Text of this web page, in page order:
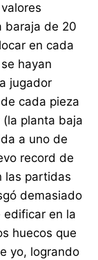
baraja de 20
en cada
hayan
jugador
cada pieza
planta baja
a uno de
record de
las partidas
demasiado
edificar en la
huecos que
yo, logrando